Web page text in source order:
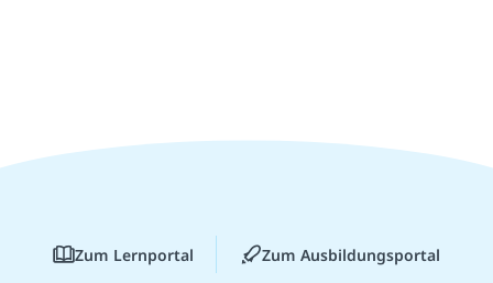
Zum Lernportal Zum Ausbildungsportal